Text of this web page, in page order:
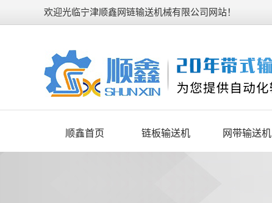
欢迎光临宁津顺鑫网链输送机械有限公司网站！
顺鑫首页 链板输送机 网带输送机